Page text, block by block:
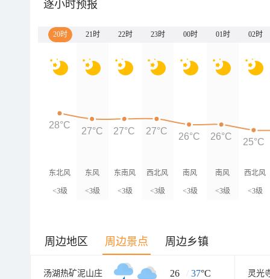
逐小时预报
20时 21时 22时 23时 00时 01时 02时
东北风
<3级
东风
<3级
东南风
<3级
西北风
<3级
南风
<3级
南风
<3级
西北风
<3级
28°C
27°C 27°C 27°C
26°C 26°C
25°C
周边地区 周边景点 周边乡镇
汤湖热矿泥山庄 26 / 37°C 灵光